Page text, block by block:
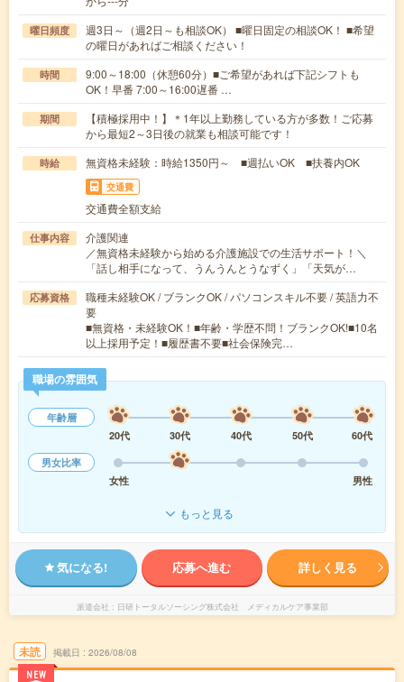
曜日頻度
週3日～（週2日～も相談OK） ■曜日固定の相談OK！ ■希望
の曜日があればご相談ください！
時間
9:00～18:00（休憩60分）■ご希望があれば下記シフトも
OK！早番 7:00～16:00遅番 …
期間
【積極採用中！】＊1年以上勤務している方が多数！ご応募
から最短2～3日後の就業も相談可能です！
時給 無資格未経験：時給1350円～ ■週払いOK ■扶養内OK
交通費
交通費全額支給
仕事内容
介護関連
／無資格未経験から始める介護施設での生活サポート！＼
「話し相手になって、うんうんとうなずく」「天気が…
応募資格
職種未経験OK / ブランクOK / パソコンスキル不要 / 英語力不
要
■無資格・未経験OK！■年齢・学歴不問！ブランクOK!■10名
以上採用予定！■履歴書不要■社会保険完…
職場の雰囲気
年齢層
20代
30代 40代 50代
60代
男女比率
女性
男性
もっと見る
気になる! 応募へ進む 詳しく見る
派遣会社 日研トータルソーシング株式会社 メディカルケア事業部
未読
NEW
掲載日 2026/08/08